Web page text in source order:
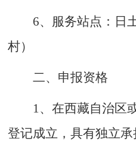
6、服务站点：日
村）
二、申报资格
1、在西藏自治区
登记成立，具有独立